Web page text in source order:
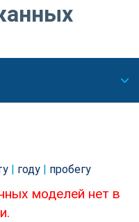
году пробегу
моделей нет в